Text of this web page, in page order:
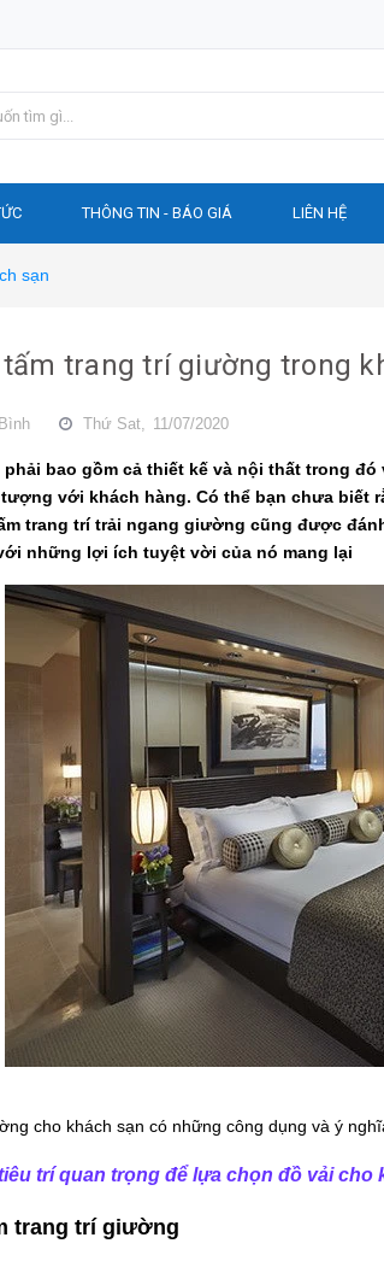
THÔNG TIN - BÁO GIÁ LIÊN HỆ
sạn
tấm trang trí giường trong
Thứ Sat, 11/07/2020
phải bao gồm cả thiết kế và nội thất trong
với khách hàng. Có thể bạn chưa biết
trang trí trải ngang giường cũng được
những lợi ích tuyệt vời của nó mang lại
cho khách sạn có những công dụng và ý
trí quan trọng để lựa chọn đồ vải cho
trang trí giường